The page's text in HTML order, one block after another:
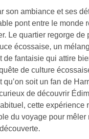
son ambiance et ses
pont entre le monde
Le quartier regorge de
écossaise, un
de fantaisie qui attire
de culture
qu’on soit un fan de
de découvrir
cette expérience
du voyage pour mêler